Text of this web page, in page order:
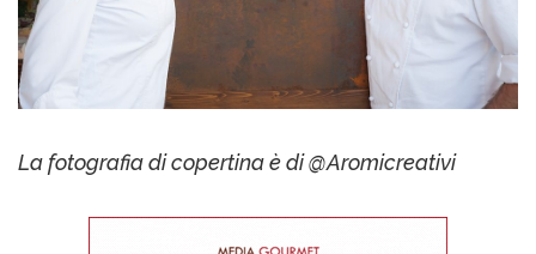
La fotografia di copertina è di @Aromicreativi